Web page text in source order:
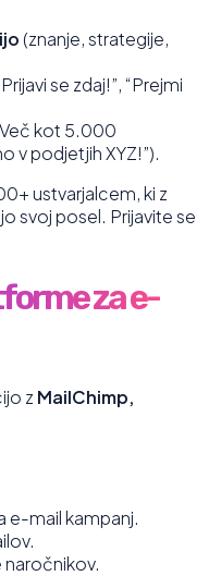
(znanje, strategije,
se zdaj!”, “Prejmi
kot 5.000
v podjetjih XYZ!”).
ustvarjalcem, ki z
svoj posel. Prijavite se
za e-
z MailChimp,
e-mail kampanj.
naročnikov.